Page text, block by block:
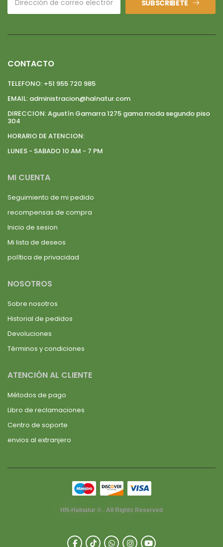
SUBSCRIBETE
CONTACTO
TELEFONO: +51 955 720 985
EMAIL: administracion@halnatur.com
DIRECCION:Agustín Gamarra 1275 gama moda segundo piso
304
HORARIO DE ATENCION:
LUNES - SABADO 10 AM - 7 PM
MI CUENTA
Seguimiento de mi pedido
recompensas de compra
Inicio de sesion
Mi lista de deseos
política de privacidad
NOSOTROS
Sobre nosotros
Historial de pedidos
Devoluciones
Términos y condiciones
ATENCIÓN AL CLIENTE
Métodos de pago
Libro de reclamaciones
Centro de soporte
envios al extranjero
HN-Halnatur © . All Rights Reserved